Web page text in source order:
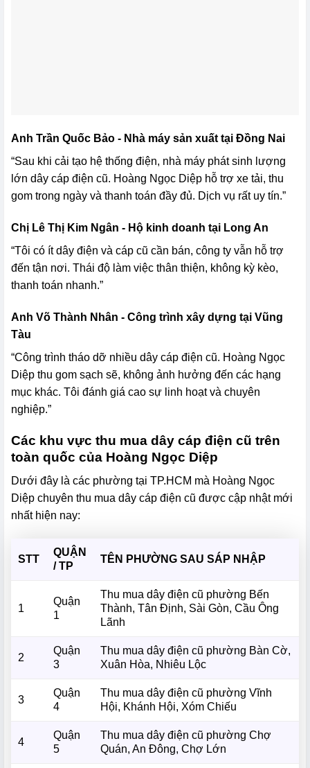
Anh Trần Quốc Bảo - Nhà máy sản xuất tại Đồng Nai
“Sau khi cải tạo hệ thống điện, nhà máy phát sinh lượng
lớn dây cáp điện cũ. Hoàng Ngọc Diệp hỗ trợ xe tải, thu
gom trong ngày và thanh toán đầy đủ. Dịch vụ rất uy tín.”
Chị Lê Thị Kim Ngân - Hộ kinh doanh tại Long An
“Tôi có ít dây điện và cáp cũ cần bán, công ty vẫn hỗ trợ
đến tận nơi. Thái độ làm việc thân thiện, không kỳ kèo,
thanh toán nhanh.”
Anh Võ Thành Nhân - Công trình xây dựng tại Vũng
Tàu
“Công trình tháo dỡ nhiều dây cáp điện cũ. Hoàng Ngọc
Diệp thu gom sạch sẽ, không ảnh hưởng đến các hạng
mục khác. Tôi đánh giá cao sự linh hoạt và chuyên
nghiệp.”
Các khu vực thu mua dây cáp điện cũ trên
toàn quốc của Hoàng Ngọc Diệp
Dưới đây là các phường tại TP.HCM mà Hoàng Ngọc
Diệp chuyên thu mua dây cáp điện cũ được cập nhật mới
nhất hiện nay:
STT
QUẬN
/ TP
TÊN PHƯỜNG SAU SÁP NHẬP
1
Quận
1
Thu mua dây điện cũ phường Bến
Thành, Tân Định, Sài Gòn, Cầu Ông
Lãnh
2
Quận
3
Thu mua dây điện cũ phường Bàn Cờ,
Xuân Hòa, Nhiêu Lộc
3
Quận
4
Thu mua dây điện cũ phường Vĩnh
Hội, Khánh Hội, Xóm Chiếu
4
Quận
5
Thu mua dây điện cũ phường Chợ
Quán, An Đông, Chợ Lớn